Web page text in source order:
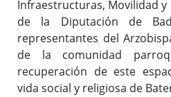
Infraestructuras, Movilidad
de la Diputación de
representantes del
de la comunidad
recuperación de este
vida social y religiosa de